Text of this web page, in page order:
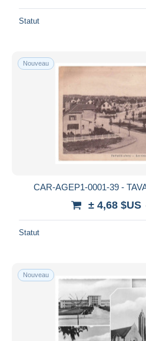
Statut
Nouveau
CAR-AGEP1-0001-39 -
± 4,68 $US
Statut
Nouveau